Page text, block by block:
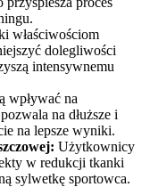
właściwościom
dolegliwości
intensywnemu
wpływać na
na dłuższe i
na lepsze wyniki.
Użytkownicy
w redukcji tkanki
sylwetkę sportowca.